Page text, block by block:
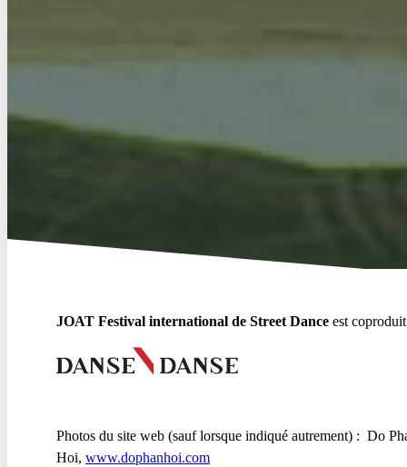
JOAT Festival international de Street Dance est
Photos du site web (sauf lorsque indiqué autrement) : Do
Hoi, www.dophanhoi.com